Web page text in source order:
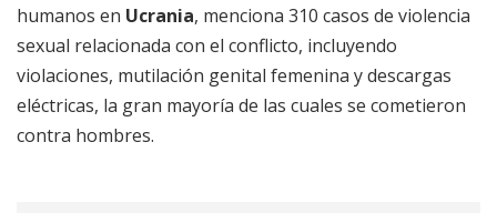
humanos en Ucrania, menciona 310 casos de violencia
sexual relacionada con el conflicto, incluyendo
violaciones, mutilación genital femenina y descargas
eléctricas, la gran mayoría de las cuales se cometieron
contra hombres.